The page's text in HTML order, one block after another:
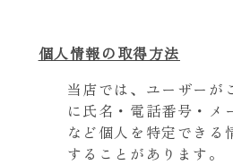
個人情報の取得方法
当店では、ユーザーが
に氏名・電話番号・メ
など個人を特定できる
することがあります。